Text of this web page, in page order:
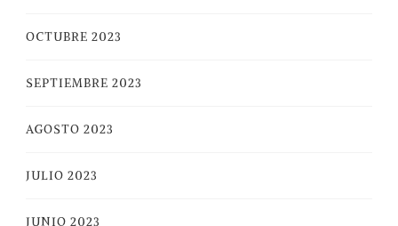
OCTUBRE 2023
SEPTIEMBRE 2023
AGOSTO 2023
JULIO 2023
JUNIO 2023